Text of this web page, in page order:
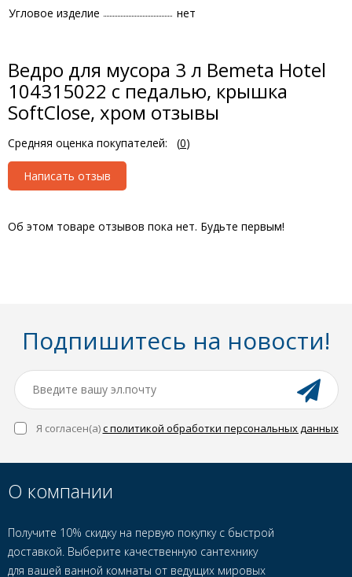
Угловое изделие
нет
Ведро для мусора 3 л Bemeta Hotel
104315022 с педалью, крышка
SoftClose, хром отзывы
Средняя оценка покупателей: (0)
Написать отзыв
Об этом товаре отзывов пока нет. Будьте первым!
Подпишитесь на новости!
Я согласен(a)с политикой обработки персональных данных
О компании
Получите 10% скидку на первую покупку с быстрой
доставкой. Выберите качественную сантехнику
для вашей ванной комнаты от ведущих мировых